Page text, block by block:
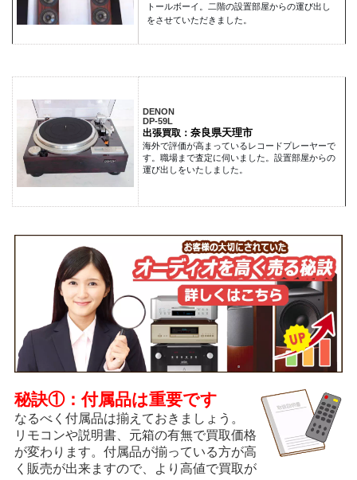
トールボーイ。二階の設置部屋からの運び出し
をさせていただきました。
DENON
DP-59L
出張買取： 奈良県天理市
海外で評価が高まっているレコードプレーヤーで
す。職場まで査定に伺いました。設置部屋からの
運び出しをいたしました。
秘訣①：付属品は重要です
なるべく付属品は揃えておきましょう。
リモコンや説明書、元箱の有無で買取価格
が変わります。付属品が揃っている方が高
く販売が出来ますので、より高値で買取が